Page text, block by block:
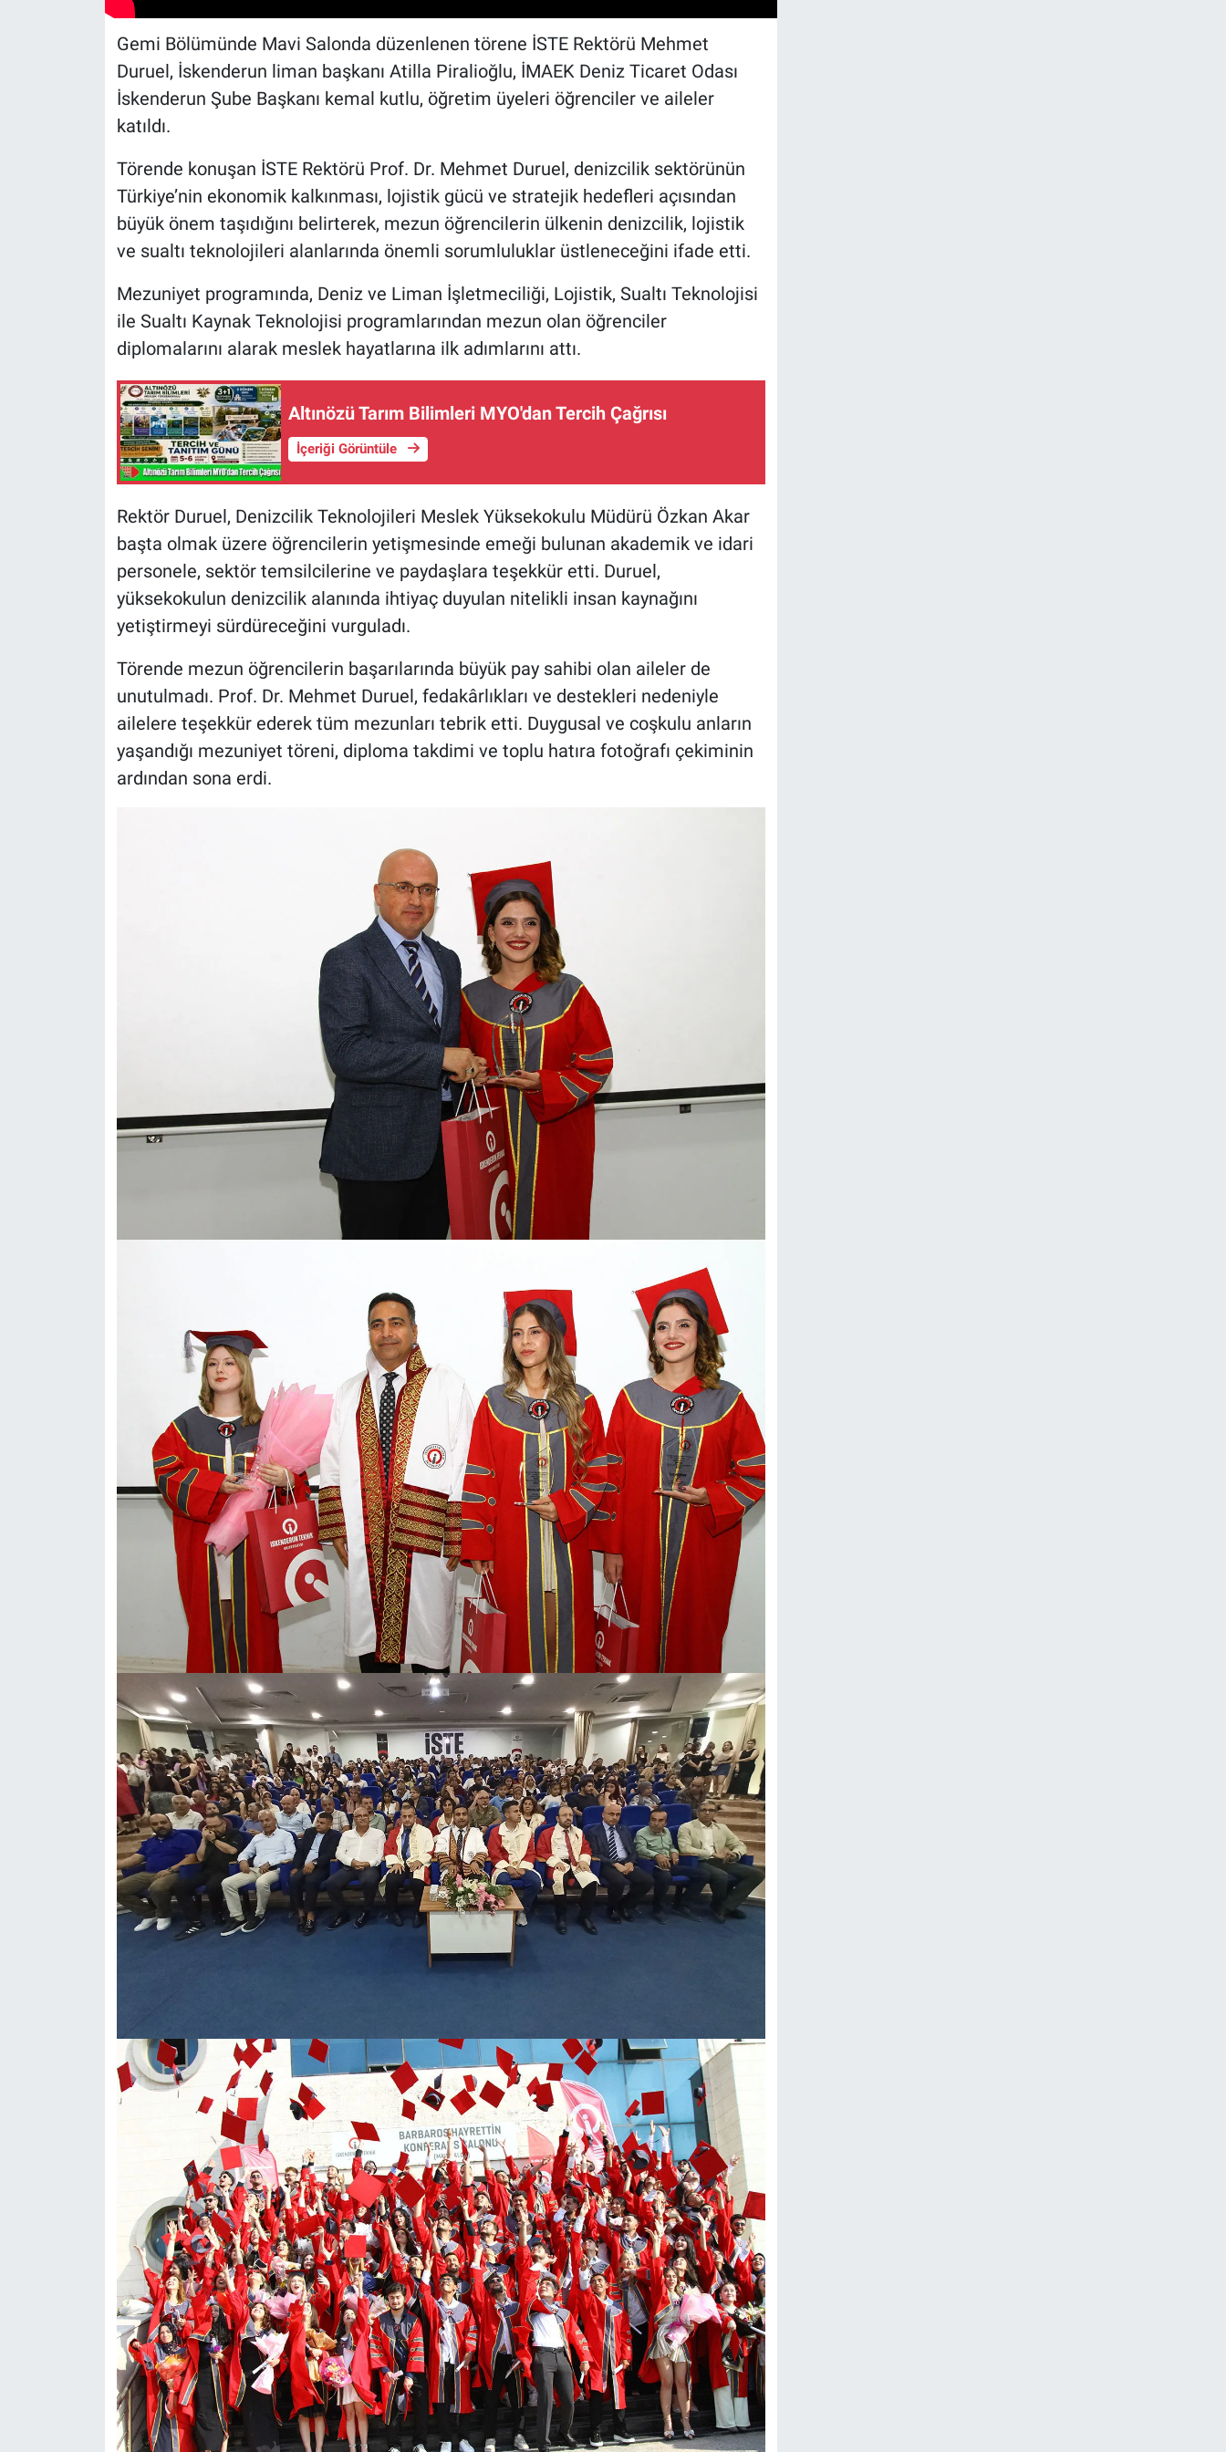
Gemi Bölümünde Mavi Salonda düzenlenen törene İSTE Rektörü Mehmet
Duruel, İskenderun liman başkanı Atilla Piralioğlu, İMAEK Deniz Ticaret Odası
İskenderun Şube Başkanı kemal kutlu, öğretim üyeleri öğrenciler ve aileler
katıldı.
Törende konuşan İSTE Rektörü Prof. Dr. Mehmet Duruel, denizcilik sektörünün
Türkiye’nin ekonomik kalkınması, lojistik gücü ve stratejik hedefleri açısından
büyük önem taşıdığını belirterek, mezun öğrencilerin ülkenin denizcilik, lojistik
ve sualtı teknolojileri alanlarında önemli sorumluluklar üstleneceğini ifade etti.
Mezuniyet programında, Deniz ve Liman İşletmeciliği, Lojistik, Sualtı Teknolojisi
ile Sualtı Kaynak Teknolojisi programlarından mezun olan öğrenciler
diplomalarını alarak meslek hayatlarına ilk adımlarını attı.
Altınözü Tarım Bilimleri MYO'dan Tercih Çağrısı
İçeriği Görüntüle
Rektör Duruel, Denizcilik Teknolojileri Meslek Yüksekokulu Müdürü Özkan Akar
başta olmak üzere öğrencilerin yetişmesinde emeği bulunan akademik ve idari
personele, sektör temsilcilerine ve paydaşlara teşekkür etti. Duruel,
yüksekokulun denizcilik alanında ihtiyaç duyulan nitelikli insan kaynağını
yetiştirmeyi sürdüreceğini vurguladı.
Törende mezun öğrencilerin başarılarında büyük pay sahibi olan aileler de
unutulmadı. Prof. Dr. Mehmet Duruel, fedakârlıkları ve destekleri nedeniyle
ailelere teşekkür ederek tüm mezunları tebrik etti. Duygusal ve coşkulu anların
yaşandığı mezuniyet töreni, diploma takdimi ve toplu hatıra fotoğrafı çekiminin
ardından sona erdi.